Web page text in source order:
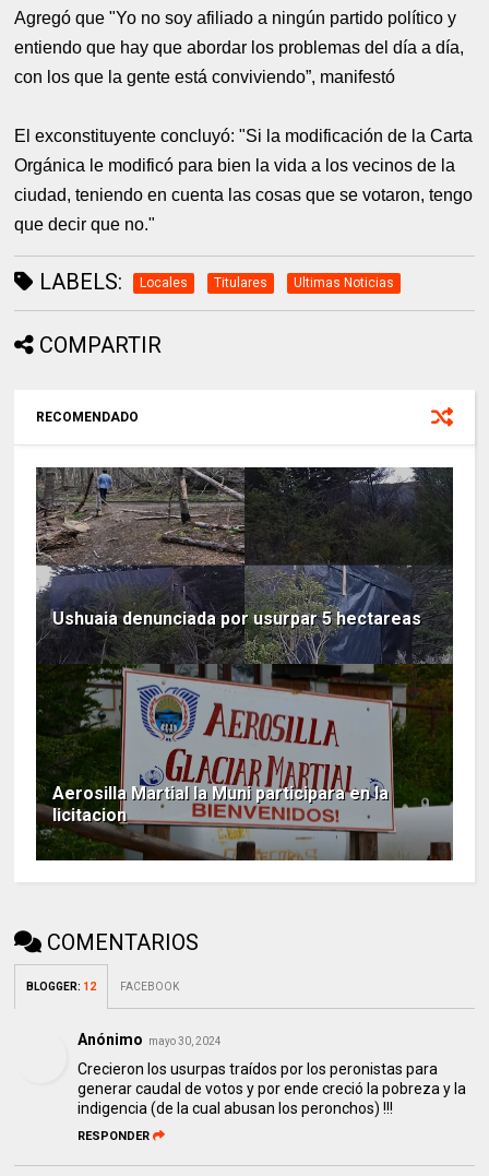
Agregó que "Yo no soy afiliado a ningún partido político y
entiendo que hay que abordar los problemas del día a día,
con los que la gente está conviviendo”, manifestó
El exconstituyente concluyó: "Si la modificación de la Carta
Orgánica le modificó para bien la vida a los vecinos de la
ciudad, teniendo en cuenta las cosas que se votaron, tengo
que decir que no."
LABELS: Locales Titulares Ultimas Noticias
COMPARTIR
RECOMENDADO
Ushuaia denunciada por usurpar 5 hectareas
Aerosilla Martial la Muni participara en la
licitacion
COMENTARIOS
BLOGGER: 12 FACEBOOK
Anónimo mayo 30, 2024
Crecieron los usurpas traídos por los peronistas para
generar caudal de votos y por ende creció la pobreza y la
indigencia (de la cual abusan los peronchos) !!!
RESPONDER